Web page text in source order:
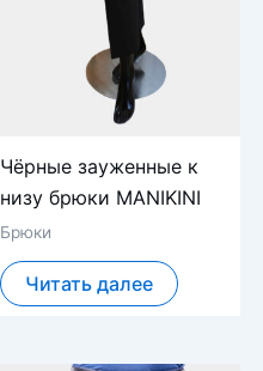
Чёрные зауженные к
низу брюки MANIKINI
Брюки
Читать далее